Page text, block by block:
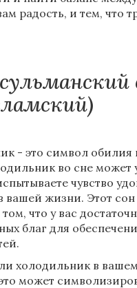
радость, и тем, что
- это символ обилия
во сне может
чувство
вашей жизни. Этот
что у вас
благ для
холодильник в
может